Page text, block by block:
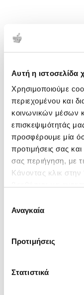
Αυτή η ιστοσελίδα
Χρησιμοποιούμε
περιεχομένου και
κοινωνικών μέσων
επισκεψιμότητάς
προσφέρουμε μία
προτιμήσεις σας
σας περιήγηση, με
Κάνοντας κλικ στην
ενδιαφέρουν και
συγκατάθεσης
Αναγκαία
Προτιμήσεις
Στατιστικά